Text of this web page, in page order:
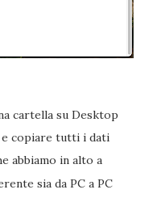
cartella su Desktop
e copiare tutti i dati
abbiamo in alto a
sia da PC a PC